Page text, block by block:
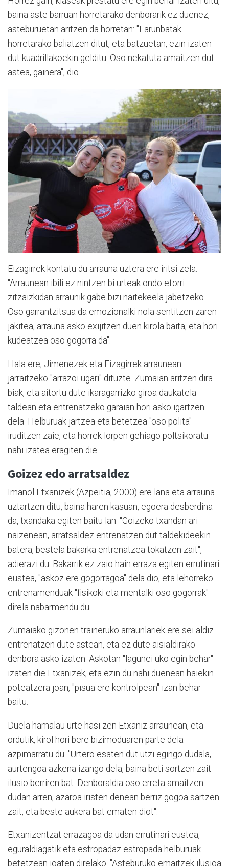
baina aste barruan horretarako denborarik ez duenez,
asteburuetan aritzen da horretan: "Larunbatak
horretarako baliatzen ditut, eta batzuetan, ezin izaten
dut kuadrillakoekin gelditu. Oso nekatuta amaitzen dut
astea, gainera", dio.
Eizagirrek kontatu du arrauna uztera ere iritsi zela:
"Arraunean ibili ez nintzen bi urteak ondo etorri
zitzaizkidan arraunik gabe bizi naitekeela jabetzeko.
Oso garrantzitsua da emozionalki nola sentitzen zaren
jakitea, arrauna asko exijitzen duen kirola baita, eta hori
kudeatzea oso gogorra da".
Hala ere, Jimenezek eta Eizagirrek arraunean
jarraitzeko "arrazoi ugari" dituzte. Zumaian aritzen dira
biak, eta aitortu dute ikaragarrizko giroa daukatela
taldean eta entrenatzeko garaian hori asko igartzen
dela. Helburuak jartzea eta betetzea "oso polita"
iruditzen zaie, eta horrek lorpen gehiago poltsikoratu
nahi izatea eragiten die.
Goizez edo arratsaldez
Imanol Etxanizek (Azpeitia, 2000) ere lana eta arrauna
uztartzen ditu, baina haren kasuan, egoera desberdina
da, txandaka egiten baitu lan: "Goizeko txandan ari
naizenean, arratsaldez entrenatzen dut taldekideekin
batera, bestela bakarka entrenatzea tokatzen zait",
adierazi du. Bakarrik ez zaio hain erraza egiten errutinari
eustea, "askoz ere gogorragoa" dela dio, eta lehorreko
entrenamenduak "fisikoki eta mentalki oso gogorrak"
direla nabarmendu du.
Zumaiako gizonen traineruko arraunlariek ere sei aldiz
entrenatzen dute astean, eta ez dute aisialdirako
denbora asko izaten. Askotan "lagunei uko egin behar"
izaten die Etxanizek, eta ezin du nahi duenean haiekin
poteatzera joan, "pisua ere kontrolpean" izan behar
baitu.
Duela hamalau urte hasi zen Etxaniz arraunean, eta
ordutik, kirol hori bere bizimoduaren parte dela
azpimarratu du: "Urtero esaten dut utzi egingo dudala,
aurtengoa azkena izango dela, baina beti sortzen zait
ilusio berriren bat. Denboraldia oso erreta amaitzen
dudan arren, azaroa iristen denean berriz gogoa sartzen
zait, eta beste aukera bat ematen diot".
Etxanizentzat errazagoa da udan errutinari eustea,
eguraldiagatik eta estropadaz estropada helburuak
betetzean joaten direlako. "Asteburuko emaitzek ilusioa